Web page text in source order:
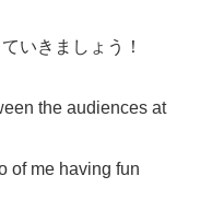
いきましょう！
the audiences at
of me having fun